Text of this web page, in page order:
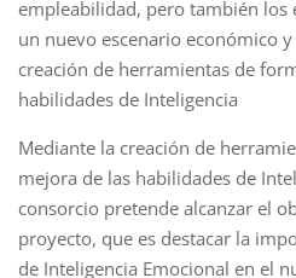
empleabilidad, pero también los
un nuevo escenario económico
creación de herramientas de
habilidades de Inteligencia
Mediante la creación de
mejora de las habilidades de
consorcio pretende alcanzar el
proyecto, que es destacar la
de Inteligencia Emocional en el